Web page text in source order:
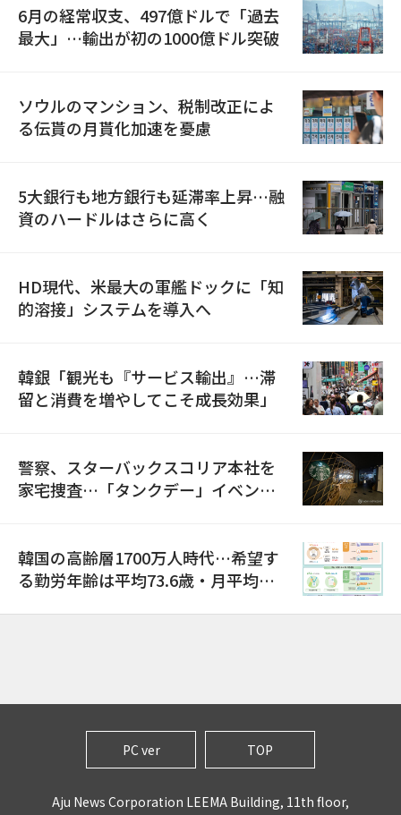
6月の経常収支、497億ドルで「過去
最大」…輸出が初の1000億ドル突破
ソウルのマンション、税制改正によ
る伝貰の月貰化加速を憂慮
5大銀行も地方銀行も延滞率上昇…融
資のハードルはさらに高く
HD現代、米最大の軍艦ドックに「知
的溶接」システムを導入へ
韓銀「観光も『サービス輸出』…滞
留と消費を増やしてこそ成長効果」
警察、スターバックスコリア本社を
家宅捜査…「タンクデー」イベント
韓国の高齢層1700万人時代…希望す
る勤労年齢は平均73.6歳・月平均賃
PC ver TOP
Aju News Corporation LEEMA Building, 11th floor,